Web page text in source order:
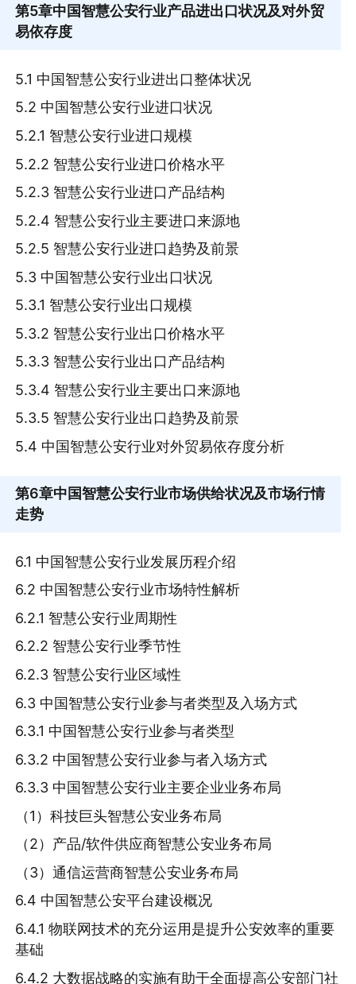
第5章中国智慧公安行业产品进出口状况及对外贸
易依存度
5.1 中国智慧公安行业进出口整体状况
5.2 中国智慧公安行业进口状况
5.2.1 智慧公安行业进口规模
5.2.2 智慧公安行业进口价格水平
5.2.3 智慧公安行业进口产品结构
5.2.4 智慧公安行业主要进口来源地
5.2.5 智慧公安行业进口趋势及前景
5.3 中国智慧公安行业出口状况
5.3.1 智慧公安行业出口规模
5.3.2 智慧公安行业出口价格水平
5.3.3 智慧公安行业出口产品结构
5.3.4 智慧公安行业主要出口来源地
5.3.5 智慧公安行业出口趋势及前景
5.4 中国智慧公安行业对外贸易依存度分析
第6章中国智慧公安行业市场供给状况及市场行情
走势
6.1 中国智慧公安行业发展历程介绍
6.2 中国智慧公安行业市场特性解析
6.2.1 智慧公安行业周期性
6.2.2 智慧公安行业季节性
6.2.3 智慧公安行业区域性
6.3 中国智慧公安行业参与者类型及入场方式
6.3.1 中国智慧公安行业参与者类型
6.3.2 中国智慧公安行业参与者入场方式
6.3.3 中国智慧公安行业主要企业业务布局
（1）科技巨头智慧公安业务布局
（2）产品/软件供应商智慧公安业务布局
（3）通信运营商智慧公安业务布局
6.4 中国智慧公安平台建设概况
6.4.1 物联网技术的充分运用是提升公安效率的重要
基础
6.4.2 大数据战略的实施有助于全面提高公安部门社